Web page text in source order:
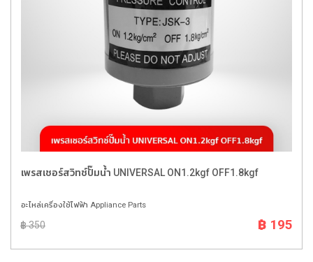
เพรสเชอร์สวิทช์ปั๊มน้ำ UNIVERSAL ON1.2kgf OFF1.8kgf
อะไหล่เครื่องใช้ไฟฟ้า Appliance Parts
฿ 350 ฿ 195